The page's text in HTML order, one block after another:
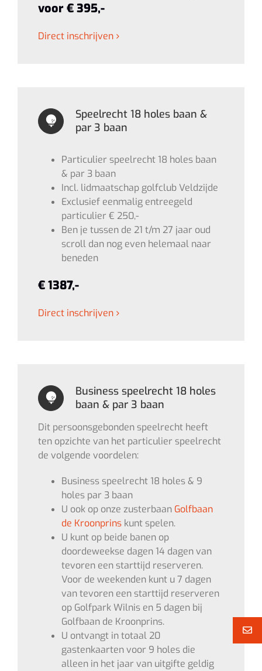
voor € 395,-
Direct inschrijven
Speelrecht 18 holes baan &
par 3 baan
Particulier speelrecht 18 holes baan
& par 3 baan
Incl. lidmaatschap golfclub Veldzijde
Exclusief eenmalig entreegeld
particulier € 250,-
Ben je tussen de 21 t/m 27 jaar oud
scroll dan nog even helemaal naar
beneden
€ 1387,-
Direct inschrijven
Business speelrecht 18 holes
baan & par 3 baan
Dit persoonsgebonden speelrecht heeft
ten opzichte van het particulier speelrecht
de volgende voordelen:
Business speelrecht 18 holes & 9
holes par 3 baan
U ook op onze zusterbaan Golfbaan
de Kroonprins kunt spelen.
U kunt op beide banen op
doordeweekse dagen 14 dagen van
tevoren een starttijd reserveren.
Voor de weekenden kunt u 7 dagen
van tevoren een starttijd reserveren
op Golfpark Wilnis en 5 dagen bij
Golfbaan de Kroonprins.
U ontvangt in totaal 20
gastenkaarten voor 9 holes die
alleen in het jaar van uitgifte geldig